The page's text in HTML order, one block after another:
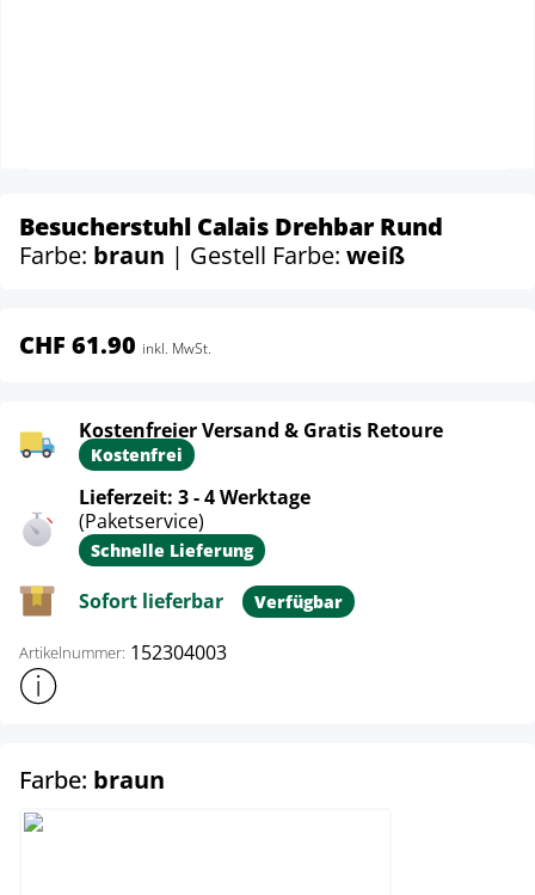
Besucherstuhl Calais Drehbar Rund
Farbe: braun | Gestell Farbe: weiß
CHF 61.90 inkl. MwSt.
Kostenfreier Versand & Gratis Retoure
Kostenfrei
Lieferzeit: 3 - 4 Werktage
(Paketservice)
Schnelle Lieferung
Sofort lieferbar Verfügbar
Artikelnummer: 152304003
Weitere Produktinformationen anzeigen
Farbe: braun